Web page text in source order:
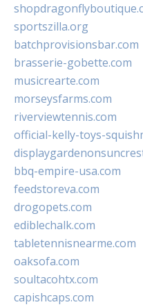
sportszilla.org
batchprovisionsbar.com
brasserie-gobette.com
musicrearte.com
morseysfarms.com
riverviewtennis.com
official-kelly-toys-
bbq-empire-usa.com
feedstoreva.com
drogopets.com
ediblechalk.com
tabletennisnearme.com
oaksofa.com
soultacohtx.com
capishcaps.com